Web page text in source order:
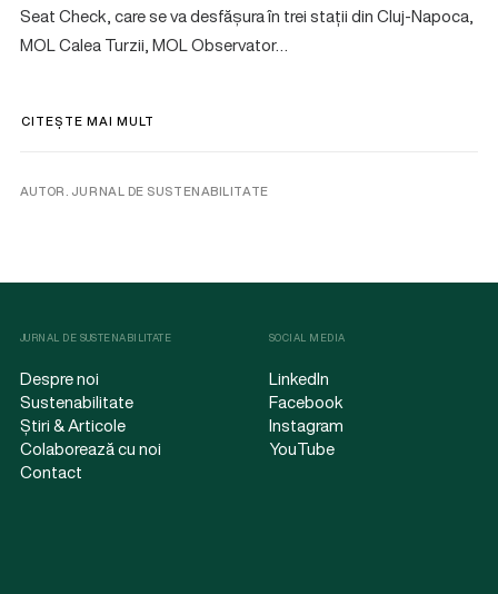
Seat Check, care se va desfășura în trei stații din Cluj-Napoca,
MOL Calea Turzii, MOL Observator…
CITEȘTE MAI MULT
AUTOR. JURNAL DE SUSTENABILITATE
JURNAL DE SUSTENABILITATE
Despre noi
Sustenabilitate
Știri & Articole
Colaborează cu noi
Contact
SOCIAL MEDIA
LinkedIn
Facebook
Instagram
YouTube